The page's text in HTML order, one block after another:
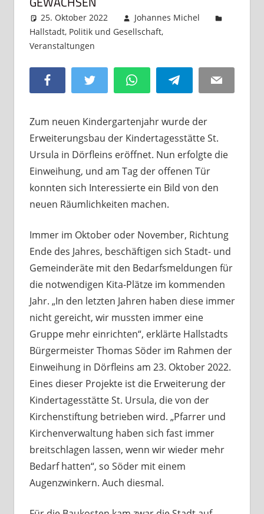
25. Oktober 2022
Johannes Michel
Hallstadt, Politik und Gesellschaft,
Veranstaltungen
Facebook Twitter WhatsAppTelegram Email
Zum neuen Kindergartenjahr wurde der
Erweiterungsbau der Kindertagesstätte St.
Ursula in Dörfleins eröffnet. Nun erfolgte die
Einweihung, und am Tag der offenen Tür
konnten sich Interessierte ein Bild von den
neuen Räumlichkeiten machen.
Immer im Oktober oder November, Richtung
Ende des Jahres, beschäftigen sich Stadt- und
Gemeinderäte mit den Bedarfsmeldungen für
die notwendigen Kita-Plätze im kommenden
Jahr. „In den letzten Jahren haben diese immer
nicht gereicht, wir mussten immer eine
Gruppe mehr einrichten“, erklärte Hallstadts
Bürgermeister Thomas Söder im Rahmen der
Einweihung in Dörfleins am 23. Oktober 2022.
Eines dieser Projekte ist die Erweiterung der
Kindertagesstätte St. Ursula, die von der
Kirchenstiftung betrieben wird. „Pfarrer und
Kirchenverwaltung haben sich fast immer
breitschlagen lassen, wenn wir wieder mehr
Bedarf hatten“, so Söder mit einem
Augenzwinkern. Auch diesmal.